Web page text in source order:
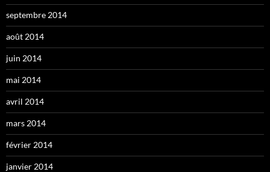
septembre 2014
août 2014
juin 2014
mai 2014
avril 2014
mars 2014
février 2014
janvier 2014